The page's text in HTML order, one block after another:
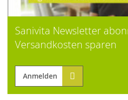
Sanivita Newsletter
Versandkosten sparen
Anmelden